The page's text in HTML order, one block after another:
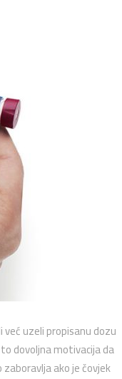
uzeli propisanu dozu
dovoljna motivacija da
ako je čovjek